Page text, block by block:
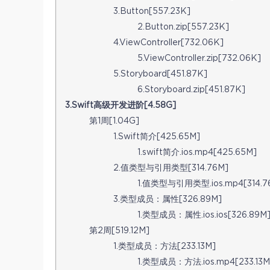
3.Button[557.23K]
2.Button.zip[557.23K]
4.ViewController[732.06K]
5.ViewController.zip[732.06K]
5.Storyboard[451.87K]
6.Storyboard.zip[451.87K]
3.Swift高级开发进阶[4.58G]
第1周[1.04G]
1.Swift简介[425.65M]
1.swift简介.ios.mp4[425.65M]
2.值类型与引用类型[314.76M]
1.值类型与引用类型
3.类型成员：属性[326.89M]
1.类型成员：属性.ios.ios[326.89M]
第2周[519.12M]
1.类型成员：方法[233.13M]
1.类型成员：方法.ios.mp4[233.13M]